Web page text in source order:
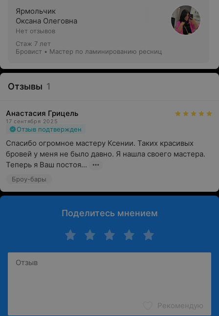
Ярмольчик
Оксана Олеговна
Нет отзывов
Стаж 7 лет
Бровист • Мастер по ламинированию ресниц
Отзывы 1
Анастасия Грицель
17 сентября 2025
Отзыв подтвержден
Спасибо огромное мастеру Ксении. Таких красивых
бровей у меня не было давно. Я нашла своего мастера.
Теперь я Ваш постоя...
Броу-бары
Поделитесь мнением
Рекомендую